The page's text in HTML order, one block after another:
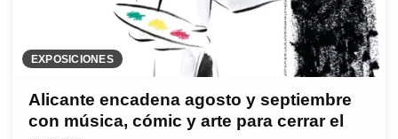
EXPOSICIONES
Alicante encadena agosto y septiembre
con música, cómic y arte para cerrar el